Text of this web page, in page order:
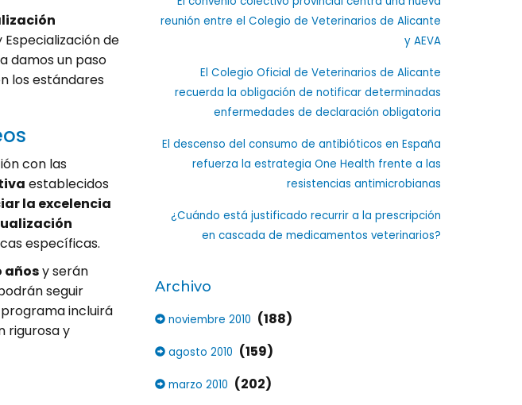
de
damos un paso
los estándares
con las
establecidos
la excelencia
específicas.
añosy serán
seguir
incluirá
rigurosa y
reunión entre el Colegio de Veterinarios de Alicante
y AEVA
El Colegio Oficial de Veterinarios de Alicante
recuerda la obligación de notificar determinadas
enfermedades de declaración obligatoria
El descenso del consumo de antibióticos en España
refuerza la estrategia One Health frente a las
resistencias antimicrobianas
¿Cuándo está justificado recurrir a la prescripción
en cascada de medicamentos veterinarios?
Archivo
noviembre 2010 (188)
agosto 2010 (159)
marzo 2010 (202)